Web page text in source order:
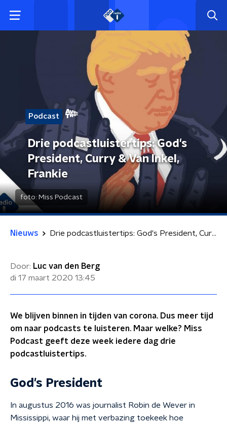
Podcast
Drie podcastluistertips: God's
President, Curry & Van Inkel,
Frankie
foto: Miss Podcast
Nieuws Drie podcastluistertips: God's President, Curry & Van Inkel, Frankie
Door: Luc van den Berg
di 17 maart 2020 13:45
We blijven binnen in tijden van corona. Dus meer tijd
om naar podcasts te luisteren. Maar welke? Miss
Podcast geeft deze week iedere dag drie
podcastluistertips.
God's President
In augustus 2016 was journalist Robin de Wever in
Mississippi, waar hij met verbazing toekeek hoe